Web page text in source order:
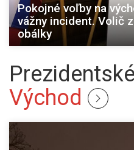
Pokojné voľby na
vážny incident. Volič
obálky
Východ